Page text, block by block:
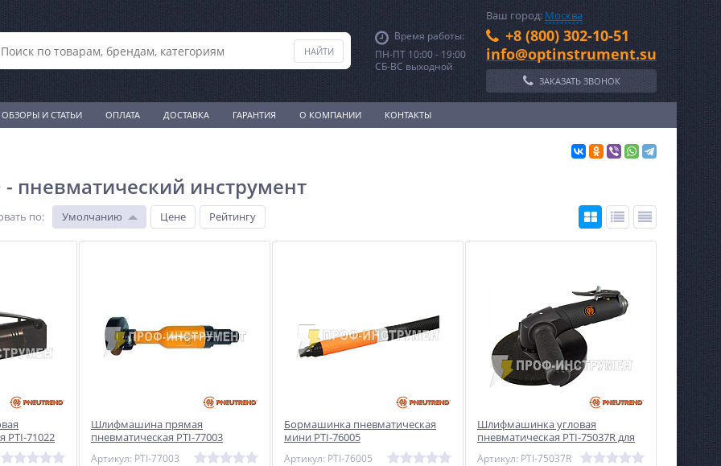
Время работы:
ПН-ПТ 10:00 - 19:00
СБ-ВС выходной
Ваш город: Москва
+8 (800) 302-10-51
info@optinstrument.su
ЗАКАЗАТЬ ЗВОНОК
ОБЗОРЫ И СТАТЬИ ОПЛАТА ДОСТАВКА ГАРАНТИЯ О КОМПАНИИ КОНТАКТЫ
- пневматический инструмент
по: Умолчанию Цене Рейтингу
71022
Шлифмашина прямая
пневматическая PTI-77003
Артикул: PTI-77003
Бормашинка пневматическая
мини PTI-76005
Артикул: PTI-76005
Шлифмашинка угловая
пневматическая PTI-75037R для
тяжелых условий эксплуатации
Артикул: PTI-75037R